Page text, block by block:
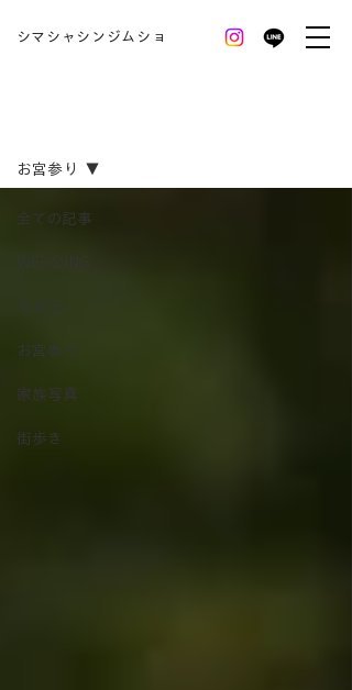
シマシャシンジムショ
全ての記事
WEDDING
七五三
お宮参り
家族写真
街歩き
お宮参り